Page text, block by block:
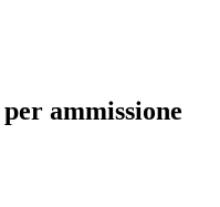
ammissione